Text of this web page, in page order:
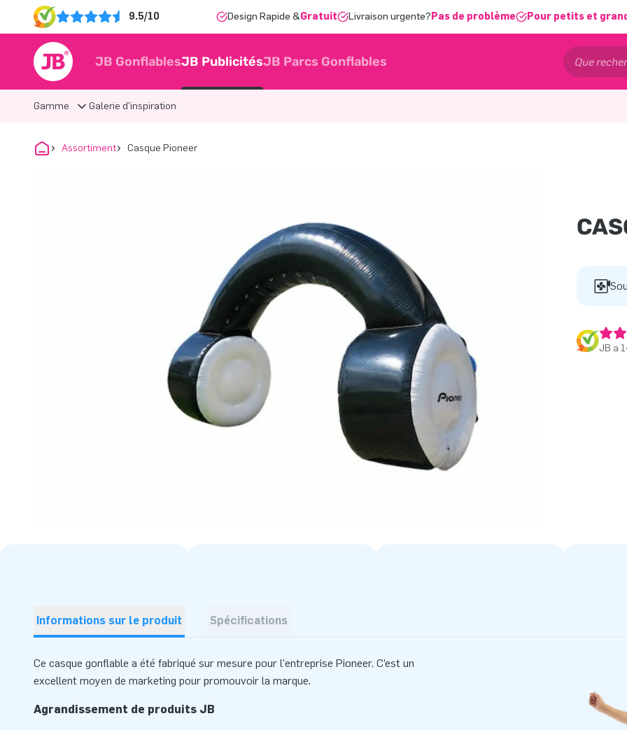
9.5/10 Design Rapide &Gratuit Livraison urgente? Pas de problème Pour petits et
JB GonflablesJB PublicitésJB Parcs Gonflables
Gamme Galerie d'inspiration
Assortiment Casque Pioneer
JB a
Informations sur le produit Spécifications
Ce casque gonflable a été fabriqué sur mesure pour l'entreprise Pioneer. C’est un
excellent moyen de marketing pour promouvoir la marque.
Agrandissement de produits JB